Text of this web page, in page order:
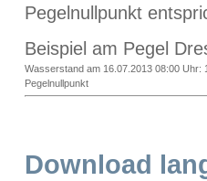
Pegelnullpunkt
Beispiel am Pegel
Wasserstand am 16.07.2013 08:00 Uhr:
Pegelnullpunkt
Download